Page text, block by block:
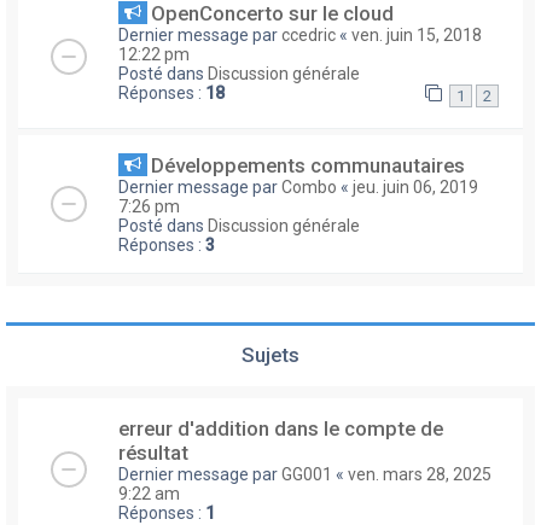
OpenConcerto sur le cloud
Dernier message parccedric « ven. juin 15, 2018
12:22 pm
Posté dans Discussion générale
Réponses : 18 1 2
Développements communautaires
Dernier message parCombo « jeu. juin 06, 2019
7:26 pm
Posté dans Discussion générale
Réponses : 3
Sujets
erreur d'addition dans le compte de
résultat
Dernier message parGG001 « ven. mars 28, 2025
9:22 am
Réponses : 1